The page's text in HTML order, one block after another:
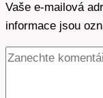
Vaše e-mailová
informace jsou